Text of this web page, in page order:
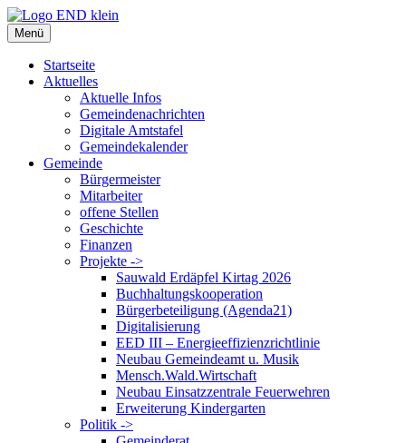
Zum
Inhalt
springen
Menü
Startseite
Aktuelles
Aktuelle Infos
Gemeindenachrichten
Digitale Amtstafel
Gemeindekalender
Gemeinde
Bürgermeister
Mitarbeiter
offene Stellen
Geschichte
Finanzen
Projekte ->
Sauwald Erdäpfel Kirtag 2026
Buchhaltungskooperation
Bürgerbeteiligung (Agenda21)
Digitalisierung
EED III – Energieeffizienzrichtlinie
Neubau Gemeindeamt u. Musik
Mensch.Wald.Wirtschaft
Neubau Einsatzzentrale Feuerwehren
Erweiterung Kindergarten
Politik ->